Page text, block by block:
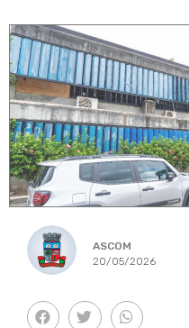
ASCOM
20/05/2026